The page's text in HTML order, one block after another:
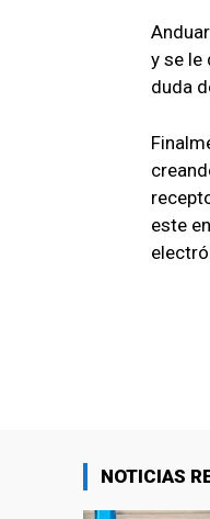
y se le
duda
este
NOTICIAS